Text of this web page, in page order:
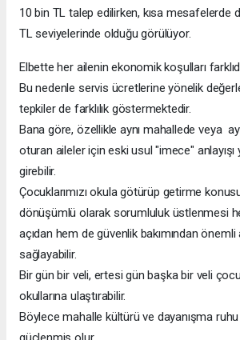
10 bin TL talep edilirken, kısa mesafelerde
TL seviyelerinde olduğu görülüyor.
Elbette her ailenin ekonomik koşulları
Bu nedenle servis ücretlerine yönelik
tepkiler de farklılık göstermektedir.
Bana göre, özellikle aynı mahallede veya
oturan aileler için eski usul "imece" anlayışı
girebilir.
Çocuklarımızı okula götürüp getirme
dönüşümlü olarak sorumluluk üstlenmesi
açıdan hem de güvenlik bakımından
sağlayabilir.
Bir gün bir veli, ertesi gün başka bir veli
okullarına ulaştırabilir.
Böylece mahalle kültürü ve dayanışma